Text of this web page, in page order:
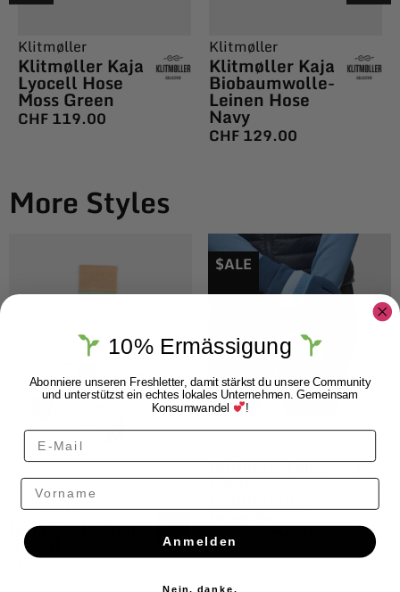
Klitmøller
Klitmøller Kaja
Lyocell Hose
Moss Green
CHF119.00
Klitmøller
Klitmøller Kaja
Biobaumwolle-
Leinen Hose
Navy
CHF129.00
More Styles
DillySocks
Dilly Socks Dog
Squad
CHF16.90
$ALE
Cotopaxi Teca
Fleece
Deep Sea
CHF45.00
10% Ermässigung
Abonniere unseren Freshletter, damit stärkst du unsere Community
und unterstützst ein echtes lokales Unternehmen. Gemeinsam
Konsumwandel !
Vorname
Anmelden
Nein, danke.